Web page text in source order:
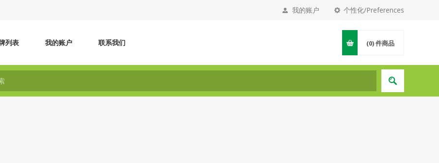
个性化/Preferences
我的账户
列表 我的账户 联系我们 (0)件商品